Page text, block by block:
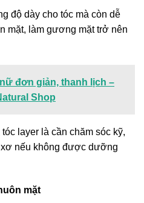
độ dày cho tóc mà còn dễ
mặt, làm gương mặt trở nên
đơn giản, thanh lịch –
Shop
layer là cần chăm sóc kỹ,
nếu không được dưỡng
mặt